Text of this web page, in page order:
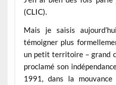
(CLIC).
Mais je saisis
témoigner plus
un petit territoire – grand
proclamé son
1991, dans la mouvance